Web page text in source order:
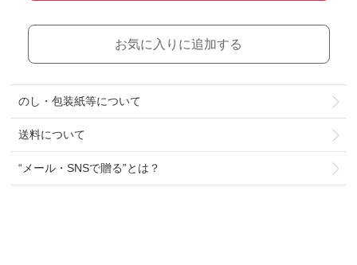
お気に入りに追加する
のし・包装紙等について
送料について
“メール・SNSで贈る”とは？